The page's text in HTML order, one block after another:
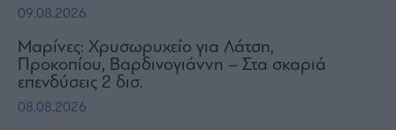
09.08.2026
Μαρίνες: Χρυσωρυχείο για Λάτση,
Προκοπίου, Βαρδινογιάννη – Στα σκαριά
επενδύσεις 2 δισ.
08.08.2026